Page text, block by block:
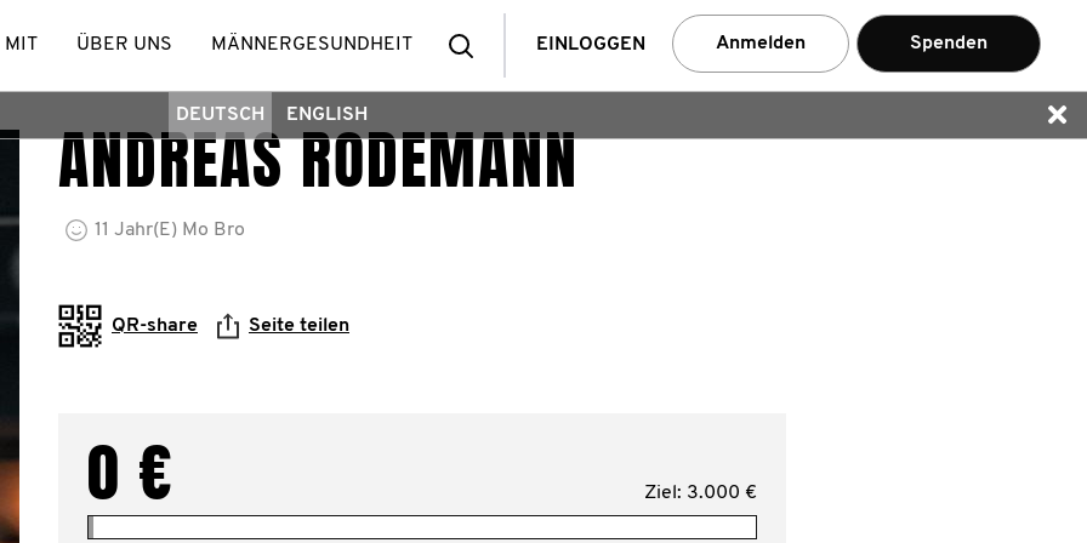
SuchenEINLOGGEN Anmelden Spenden
MIT ÜBER UNS MÄNNERGESUNDHEIT
DEUTSCH ENGLISH
ANDREAS RODEMANN
11 Jahr(e) Mo Bro
QR-share Seite teilen
0 € Ziel: 3.000 €